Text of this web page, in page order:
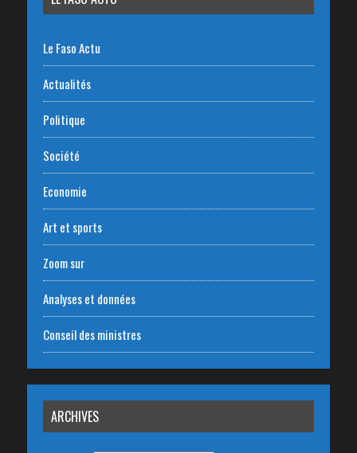
Le Faso Actu
Actualités
Politique
Société
Economie
Art et sports
Zoom sur
Analyses et données
Conseil des ministres
ARCHIVES